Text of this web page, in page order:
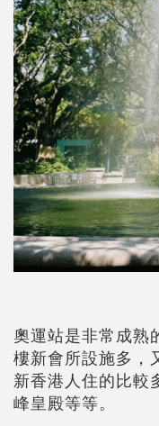
奧運站是非常成熟
樓新會所設施多，
新香港人住的比較
峰皇殿等等。